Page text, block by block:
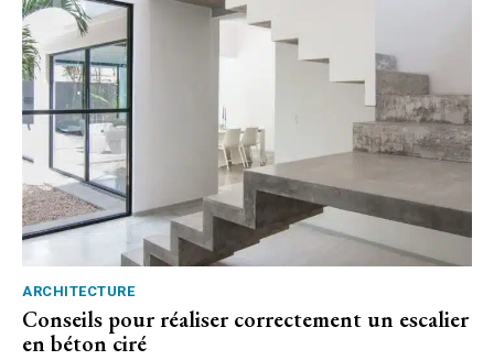
ARCHITECTURE
Conseils pour réaliser correctement un escalier
en béton ciré